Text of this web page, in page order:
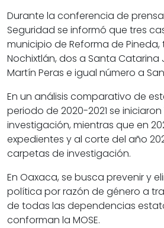
Durante la conferencia de
Seguridad se informó que tres
municipio de Reforma de Pineda,
Nochixtlán, dos a Santa Catarina
Martín Peras e igual número a
En un análisis comparativo de
periodo de 2020-2021 se
investigación, mientras que en
expedientes y al corte del año
carpetas de investigación.
En Oaxaca, se busca prevenir y
política por razón de género a
de todas las dependencias
conforman la MOSE.